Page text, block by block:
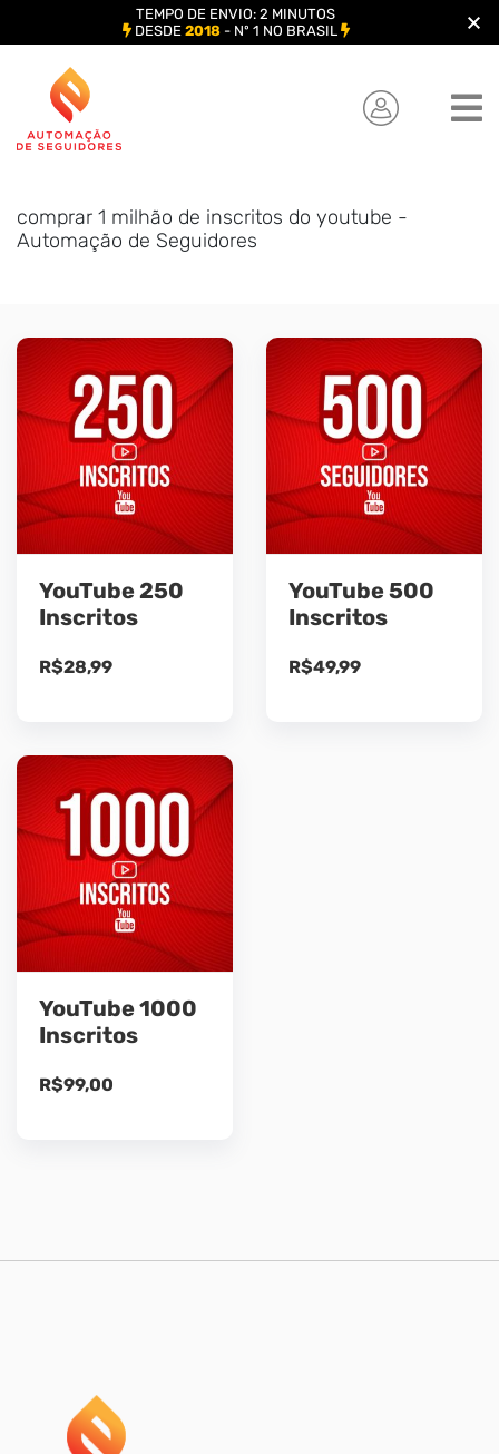
content
comprar 1 milhão de inscritos do youtube -
Automação de Seguidores
YouTube 250
Inscritos
R$28,99
YouTube 500
Inscritos
R$49,99
YouTube 1000
Inscritos
R$99,00
TEMPO DE ENVIO: 2 MINUTOS
DESDE 2018- Nº 1 NO BRASIL